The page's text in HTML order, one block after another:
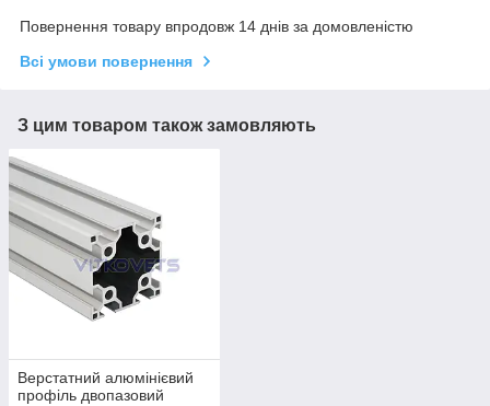
Повернення товару впродовж 14 днів за домовленістю
Всі умови повернення
З цим товаром також замовляють
Верстатний алюмінієвий
профіль двопазовий